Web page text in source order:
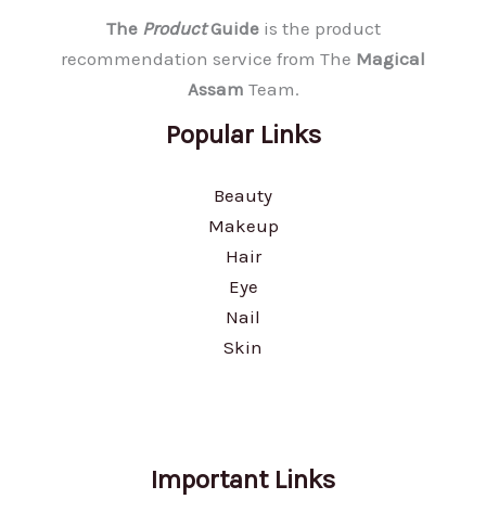
The ProductGuideis the product
recommendation service from The Magical
Assam Team.
Popular Links
Beauty
Makeup
Hair
Eye
Nail
Skin
Important Links